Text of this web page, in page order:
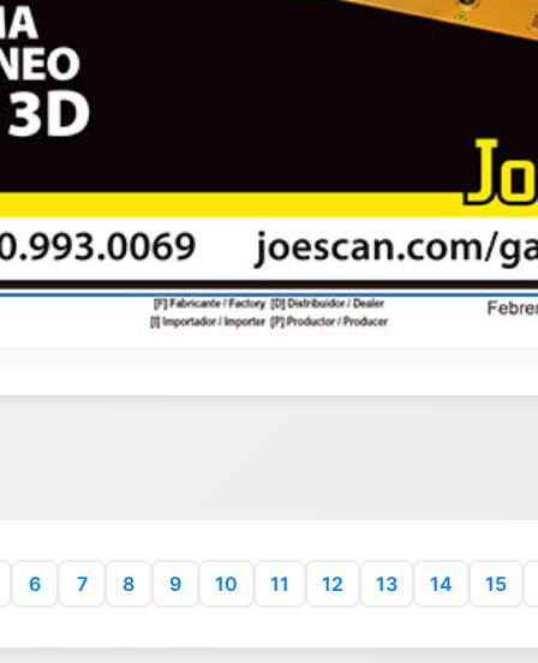
6 7 8 9 10 11 12 13 14 15